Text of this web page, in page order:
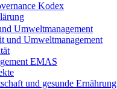
Kodex
Umweltmanagement
und Umweltmanagement
EMAS
und gesunde Ernährung